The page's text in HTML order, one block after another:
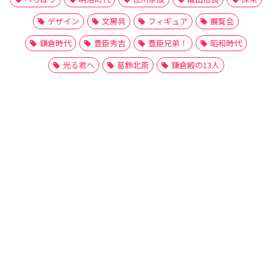
デザイン
文房具 フィギュア
展覧会
鎌倉時代
豊臣秀吉 豊臣兄弟！
昭和時代
光る君へ
葛飾北斎 鎌倉殿の13人